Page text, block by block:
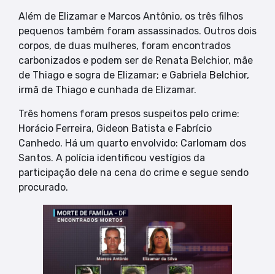
Além de Elizamar e Marcos Antônio, os três filhos
pequenos também foram assassinados. Outros dois
corpos, de duas mulheres, foram encontrados
carbonizados e podem ser de Renata Belchior, mãe
de Thiago e sogra de Elizamar; e Gabriela Belchior,
irmã de Thiago e cunhada de Elizamar.
Três homens foram presos suspeitos pelo crime:
Horácio Ferreira, Gideon Batista e Fabrício
Canhedo. Há um quarto envolvido: Carlomam dos
Santos. A polícia identificou vestígios da
participação dele na cena do crime e segue sendo
procurado.